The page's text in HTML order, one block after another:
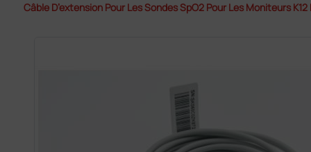
Câble D’extension Pour Les Sondes SpO2 Pour Les Moniteurs K12